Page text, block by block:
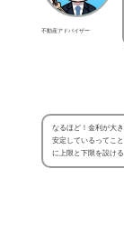
不動産アドバイザー
なるほど！金利が大
安定しているってこ
に上限と下限を設け